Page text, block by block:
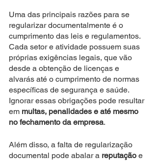
Uma das principais razões para se
regularizar documentalmente é o
cumprimento das leis e regulamentos.
Cada setor e atividade possuem suas
próprias exigências legais, que vão
desde a obtenção de licenças e
alvarás até o cumprimento de normas
específicas de segurança e saúde.
Ignorar essas obrigações pode resultar
em multas, penalidades e até mesmo
no fechamento da empresa.
Além disso, a falta de regularização
documental pode abalar a reputação e